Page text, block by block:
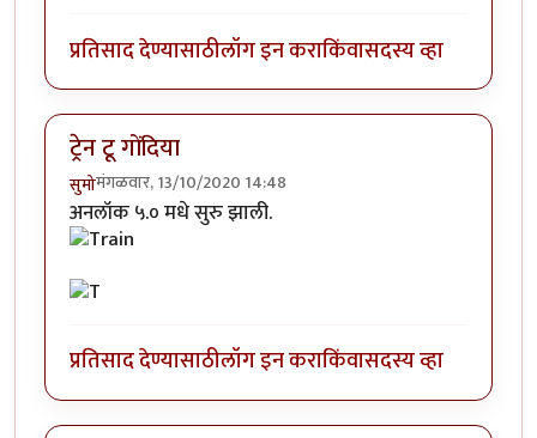
प्रतिसाद देण्यासाठीलॉग इन कराकिंवासदस्य व्हा
ट्रेन टू गोंदिया
सुमोमंगळवार, 13/10/2020 14:48
अनलॉक ५.० मधे सुरु झाली.
प्रतिसाद देण्यासाठीलॉग इन कराकिंवासदस्य व्हा